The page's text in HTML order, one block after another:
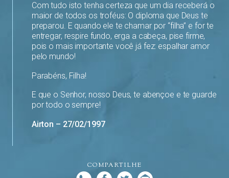
Com tudo isto tenha certeza que um dia receberá o
maior de todos os troféus: O diploma que Deus te
preparou. E quando ele te chamar por “filha” e for te
entregar, respire fundo, erga a cabeça, pise firme,
pois o mais importante você já fez: espalhar amor
pelo mundo!
Parabéns, Filha!
E que o Senhor, nosso Deus, te abençoe e te guarde
por todo o sempre!
Airton – 27/02/1997
COMPARTILHE